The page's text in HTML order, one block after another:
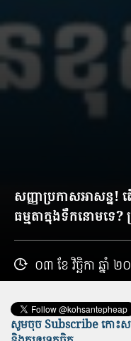
សញ្ញា​ប្រកាសអាសន្ន​!​
ធម្មតា​ក្នុង​ទឹកនោម​ទេ
០៣ ខែ វិច្ឆិកា ឆ្ន
សូមចុច Subscribe កោះស